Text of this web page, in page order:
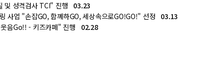
및 성격검사 TCI" 진행 03.23
사업 "손잡GO, 함꼐하GO, 세상속으로GO!GO!" 선정 03.13
음Go!! - 키즈카페" 진행 02.28